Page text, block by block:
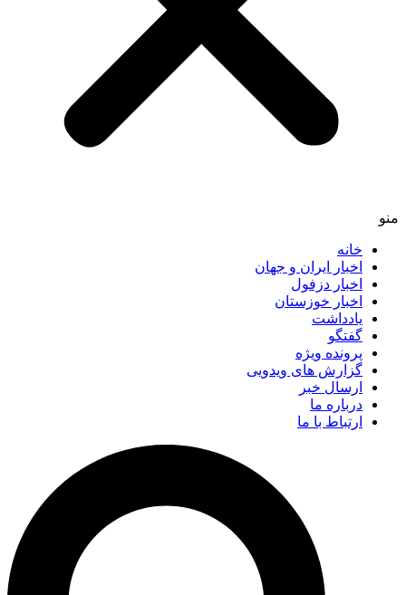
خانه
اخبار ایران و جهان
اخبار دزفول
اخبار خوزستان
یادداشت
گفتگو
پرونده ویژه
گزارش های ویدویی
ارسال خبر
درباره ما
ارتباط با ما